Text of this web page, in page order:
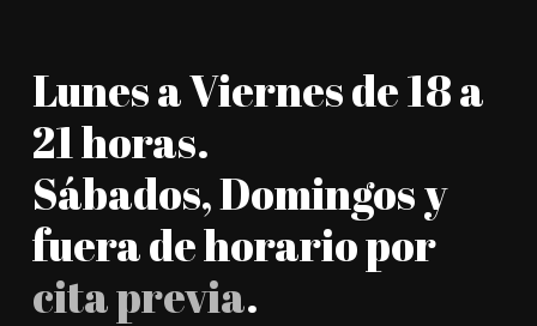
Lunes a Viernes de 18 a
21 horas.
Sábados, Domingos y
fuera de horario por
cita previa.